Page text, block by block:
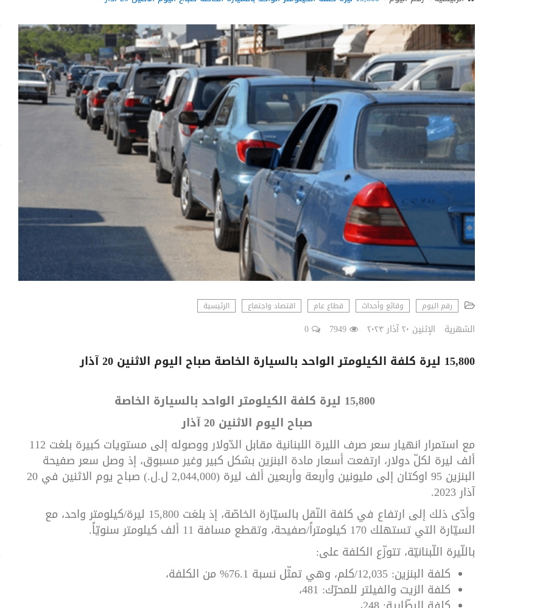
رقم اليوم وقائع وأحداث قطاع عام اقتصاد واجتماع الرئيسية
الشهرية الإثنين ٢٠ آذار ٢٠٢٣ 7949
0
15,800 ليرة كلفة الكيلومتر الواحد بالسيارة الخاصة صباح اليوم الاثنين 20 آذار
ليرة كلفة الكيلومتر الواحد بالسيارة الخاصة
صباح اليوم الاثنين 20 آذار
مع استمرار انهيار
سعر صرف الليرة اللبنانية مقابل الدّولار ووصوله إلى مستويات كبيرة بلغت 112
ألف ليرة لكلّ دولار، ارتفعت أسعار مادة البنزين بشكل كبير وغير مسبوق، إذ وصل سعر صفيحة
البنزين 95 اوكتان إلى مليونين وأربعة وأربعين ألف ليرة (2,044,000 ل.ل.) صباح يوم الاثنين في 20
آذار 2023.
وأدّى ذلك إلى ارتفاع في كلفة النّقل بالسيّارة الخاصّة، إذ بلغت 15,800 ليرة/كيلومتر واحد، مع
السيّارة التي تستهلك 170 كيلومتراً/صفيحة، وتقطع مسافة 11 ألف كيلومتر سنويّاً.
باللّيرة اللّبنانيّة، تتوزّع الكلفة على:
كلفة البنزين: 12,035/كلم، وهي تمثّل نسبة 76.1% من الكلفة،
كلفة الزيت والفيلتر للمحرّك: 481،